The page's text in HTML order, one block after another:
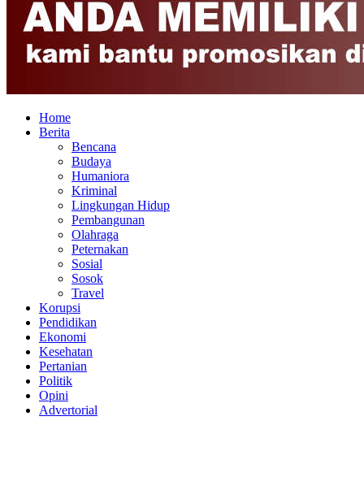
Home
Berita
Bencana
Budaya
Humaniora
Kriminal
Lingkungan Hidup
Pembangunan
Olahraga
Peternakan
Sosial
Sosok
Travel
Korupsi
Pendidikan
Ekonomi
Kesehatan
Pertanian
Politik
Opini
Advertorial